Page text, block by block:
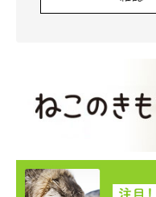
2025年9月時点の情報であ